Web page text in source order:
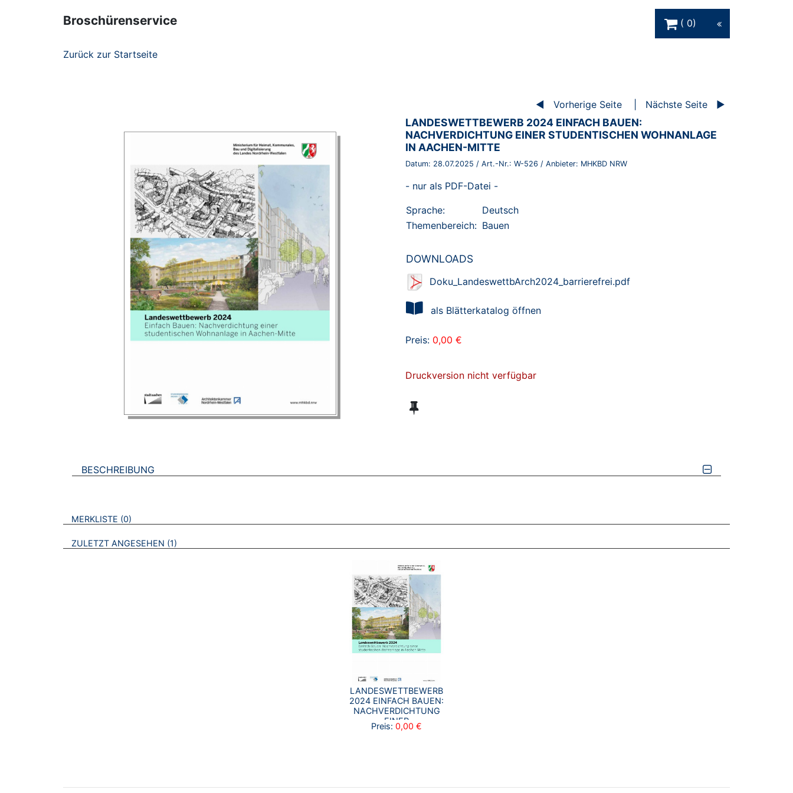
Broschürenservice
0
Zurück zur Startseite
Vorherige Seite Nächste Seite
BROSCHÜRE:
LANDESWETTBEWERB 2024 EINFACH BAUEN:
NACHVERDICHTUNG EINER STUDENTISCHEN WOHNANLAGE
IN AACHEN-MITTE
Datum: 28.07.2025 / Art.-Nr.: W-526 / Anbieter: MHKBD NRW
- nur als PDF-Datei -
Sprache:
Deutsch
Themenbereich: Bauen
DOWNLOADS
Doku_LandeswettbArch2024_barrierefrei.pdf
als Blätterkatalog öffnen
Preis: 0,00 €
Druckversion nicht verfügbar
BESCHREIBUNG
VERWEISE AUF VERMERKTE- ODER ZULETZT ANGESEHENE BROSCHÜREN
MERKLISTE 0
ZULETZT ANGESEHEN 1
LANDESWETTBEWERB
2024 EINFACH BAUEN:
NACHVERDICHTUNG
EINER
STUDENTISCHEN
Preis: 0,00 €